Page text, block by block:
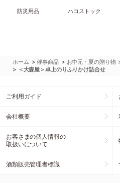
防災用品 ハコストック
ホーム >催事商品 > お中元・夏の贈り物
> ＜大森屋＞卓上のりふりかけ詰合せ
ご利用ガイド
会社概要
お客さまの個人情報の
取扱いについて
酒類販売管理者標識